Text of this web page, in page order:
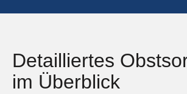
Detailliertes
im Überblick